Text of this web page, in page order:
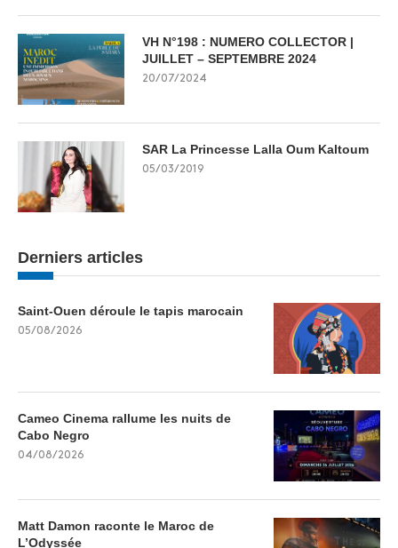
VH N°198 : NUMERO COLLECTOR |
JUILLET – SEPTEMBRE 2024
20/07/2024
SAR La Princesse Lalla Oum Kaltoum
05/03/2019
Derniers articles
Saint-Ouen déroule le tapis marocain
05/08/2026
Cameo Cinema rallume les nuits de
Cabo Negro
04/08/2026
Matt Damon raconte le Maroc de
L’Odyssée